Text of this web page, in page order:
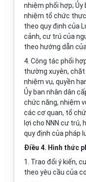
nhiệm phối hợp;
nhiệm tổ chức
theo quy định của
cảnh, cư trú của
theo hướng dẫn
4. Công tác phối
thường xuyên,
nhiệm vụ, quyền
Ủy ban nhân dân
chức năng, nhiệm
các cơ quan, tổ
lợi cho NNN cư trú,
quy định của pháp
Điều 4. Hình thức
1. Trao đổi ý kiến,
theo yêu cầu của